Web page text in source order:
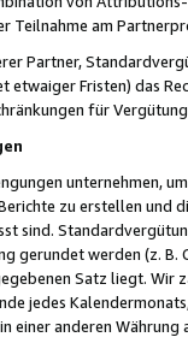
Teilnahme am
Partner,
etwaiger Fristen) das
für
unternehmen,
zu erstellen und
sind.
gerundet werden (z.
Satz liegt.
jedes
einer anderen